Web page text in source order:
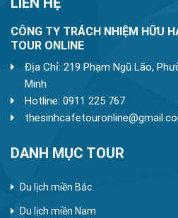
CÔNG TY TRÁCH NHIỆM HỮU
TOUR ONLINE
Địa Chỉ: 219 Phạm Ngũ Lão,
Minh
Hotline: 0911 225 767
DANH MỤC TOUR
Du lịch miền Bắc
Du lịch miền Nam